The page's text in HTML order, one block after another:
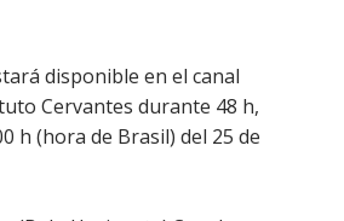
disponible en el canal
Cervantes durante 48 h,
h (hora de Brasil) del 25 de